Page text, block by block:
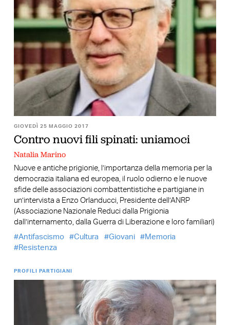
GIOVEDÌ 25 MAGGIO 2017
Contro nuovi fili spinati: uniamoci
Natalia Marino
Nuove e antiche prigionie, l’importanza della memoria per la
democrazia italiana ed europea, il ruolo odierno e le nuove
sfide delle associazioni combattentistiche e partigiane in
un’intervista a Enzo Orlanducci, Presidente dell’ANRP
(Associazione Nazionale Reduci dalla Prigionia
dall’internamento, dalla Guerra di Liberazione e loro familiari)
Antifascismo
Cultura Giovani
Memoria
Resistenza
PROFILI PARTIGIANI